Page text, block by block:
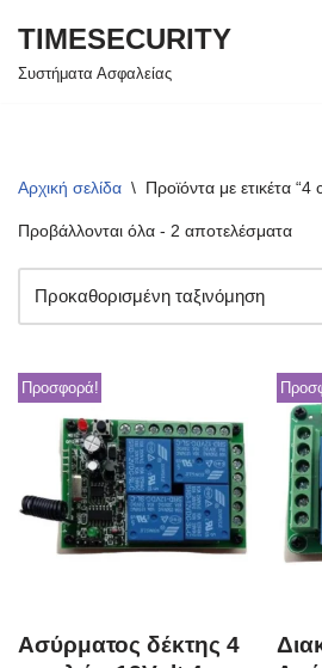
Μεταπηδήστε
TIMESECURITY
Συστήματα Ασφαλείας
Αρχική σελίδα \ Προϊόντα με ετικέτα “4
Προβάλλονται όλα - 2 αποτελέσματα
Προσφορά!
Ασύρματος δέκτης 4